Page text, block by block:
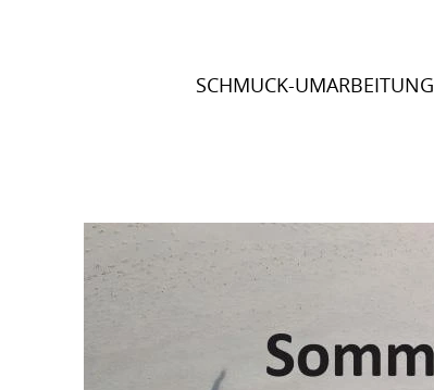
SCHMUCK-UMARBEITUNG